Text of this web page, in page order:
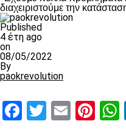
διαχειριστούμε την
Published
4 έτη ago
on
08/05/2022
By
paokrevolution
Facebook
Twitter
Email